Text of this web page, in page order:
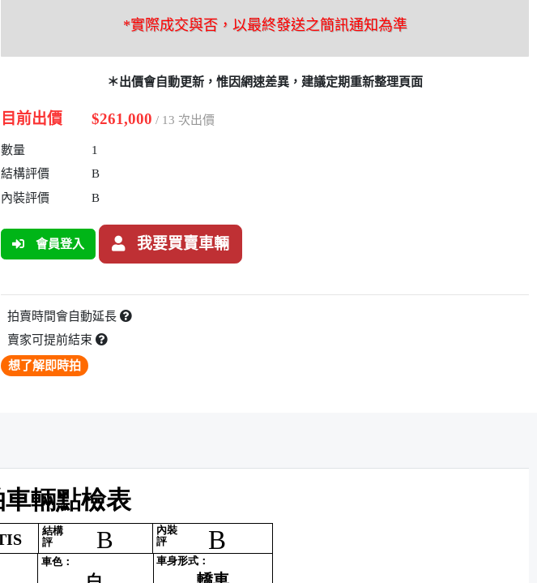
*實際成交與否，以最終發送之簡訊通知為準
＊出價會自動更新，惟因網速差異，建議定期重新整理頁面
目前出價 $261,000 / 13 次出價
數量
1
結構評價
B
內裝評價
B
會員登入 我要買賣車輛
拍賣時間會自動延長
賣家可提前結束
想了解即時拍